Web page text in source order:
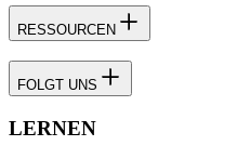
RESSOURCEN
FOLGT UNS
LERNEN